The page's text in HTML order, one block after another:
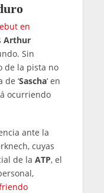
en
Arthur
Sin
de la pista no
‘Sascha‘ en
ocurriendo
ante la
cuyas
de la ATP, el